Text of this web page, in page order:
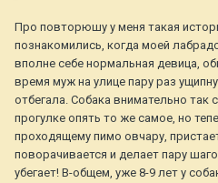
Про повторюшу у меня такая
познакомились, когда моей
вполне себе нормальная девица,
время муж на улице пару раз
отбегала. Собака внимательно так
прогулке опять то же самое, но
проходящему пимо овчару,
поворачивается и делает пару
убегает! В-общем, уже 8-9 лет у